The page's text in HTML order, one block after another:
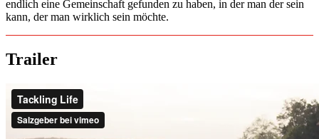
endlich eine Gemeinschaft gefunden zu haben, in der man der sein
kann, der man wirklich sein möchte.
Trailer